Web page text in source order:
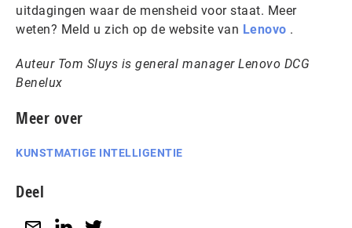
uitdagingen waar de mensheid voor staat. Meer
weten? Meld u zich op de website van Lenovo .
Auteur Tom Sluys is general manager Lenovo DCG
Benelux
Meer over
KUNSTMATIGE INTELLIGENTIE
Deel